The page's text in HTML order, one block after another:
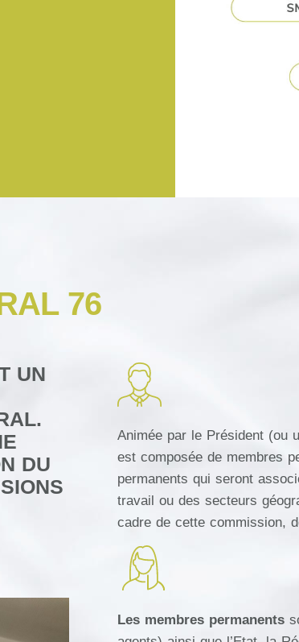
76
UN
DU
Animée par le Président (ou
est composée de membres
permanents qui seront
travail ou des secteurs
cadre de cette commission,
Les membres permanents